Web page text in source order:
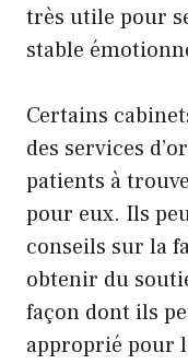
très utile pour
stable
Certains
des services
patients à
pour eux. Ils
conseils sur la
obtenir du
façon dont ils
approprié pour